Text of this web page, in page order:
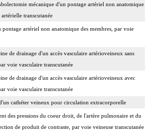
mécanique d'un pontage artériel non anatomique
transcutanée
artériel non anatomique des membres, par voie
de drainage d'un accès vasculaire artérioveineux sans
voie vasculaire transcutanée
de drainage d'un accès vasculaire artérioveineux avec
voie vasculaire transcutanée
cathéter veineux pour circulation extracorporelle
des pressions du coeur droit, de l'artère pulmonaire et du
de produit de contraste, par voie veineuse transcutanée